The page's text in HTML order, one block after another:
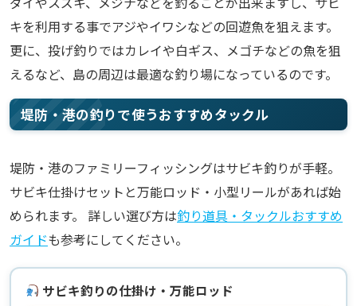
キを利用する事でアジやイワシなどの回遊魚を狙えます。
更に、投げ釣りではカレイや白ギス、メゴチなどの魚を狙
えるなど、島の周辺は最適な釣り場になっているのです。
堤防・港の釣りで使うおすすめタックル
堤防・港のファミリーフィッシングはサビキ釣りが手軽。
サビキ仕掛けセットと万能ロッド・小型リールがあれば始
められます。 詳しい選び方は釣り道具・タックルおすすめ
ガイドも参考にしてください。
サビキ釣りの仕掛け・万能ロッド